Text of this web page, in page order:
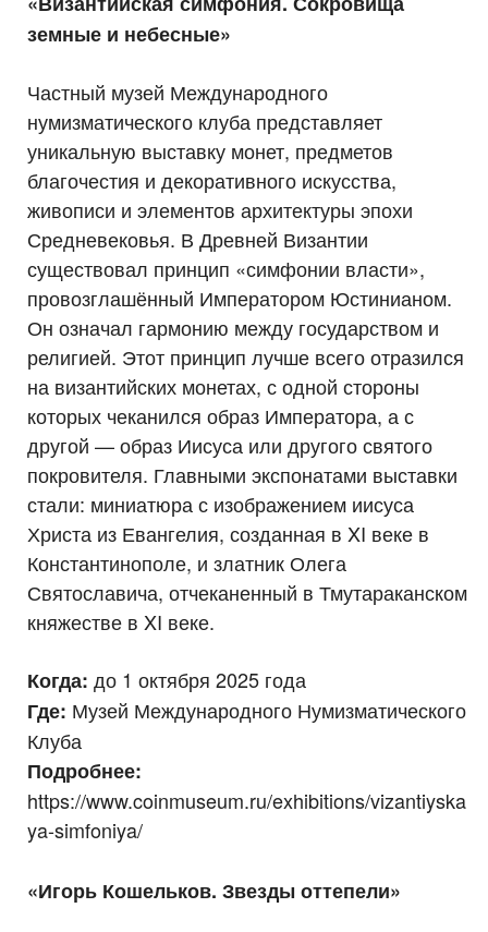
земные и небесные»
Частный музей Международного
нумизматического клуба представляет
уникальную выставку монет, предметов
благочестия и декоративного искусства,
живописи и элементов архитектуры эпохи
Средневековья. В Древней Византии
существовал принцип «симфонии власти»,
провозглашённый Императором Юстинианом.
Он означал гармонию между государством и
религией. Этот принцип лучше всего отразился
на византийских монетах, с одной стороны
которых чеканился образ Императора, а с
другой — образ Иисуса или другого святого
покровителя. Главными экспонатами выставки
стали: миниатюра с изображением иисуса
Христа из Евангелия, созданная в XI веке в
Константинополе, и златник Олега
Святославича, отчеканенный в Тмутараканском
княжестве в XI веке.
Когда: до 1 октября 2025 года
Где: Музей Международного Нумизматического
Клуба
Подробнее:
https://www.coinmuseum.ru/exhibitions/vizantiyska
ya-simfoniya/
«Игорь Кошельков. Звезды оттепели»